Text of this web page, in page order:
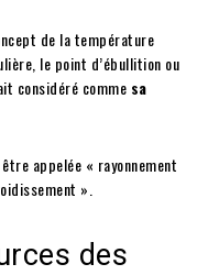
de la température
le point d’ébullition ou
considéré comme sa
appelée « rayonnement
».
des